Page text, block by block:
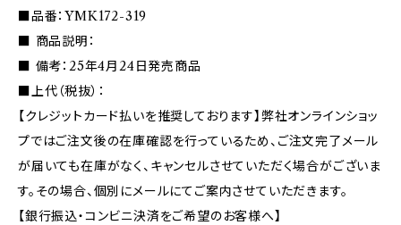
■品番：YMK172-319
■ 商品説明：
■ 備考：25年4月24日発売商品
■上代（税抜）：
【クレジットカード払いを推奨しております】弊社オンラインショッ
プではご注文後の在庫確認を行っているため、ご注文完了メール
が届いても在庫がなく、キャンセルさせていただく場合がございま
す。その場合、個別にメールにてご案内させていただきます。
【銀行振込・コンビニ決済をご希望のお客様へ】